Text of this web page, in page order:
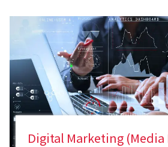
Digital Marketing (Media